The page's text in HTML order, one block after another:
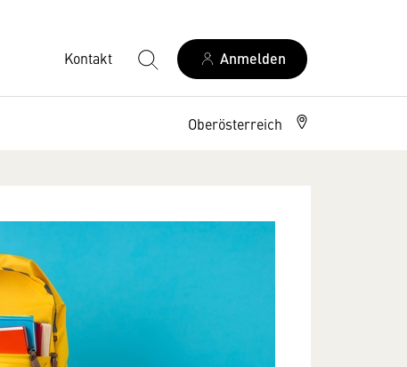
Kontakt Anmelden
Oberösterreich